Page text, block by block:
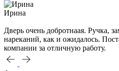
Ирина
Дверь очень добротнаая. Ручка,
нареканий, как и ожидалось.
компании за отличную работу.